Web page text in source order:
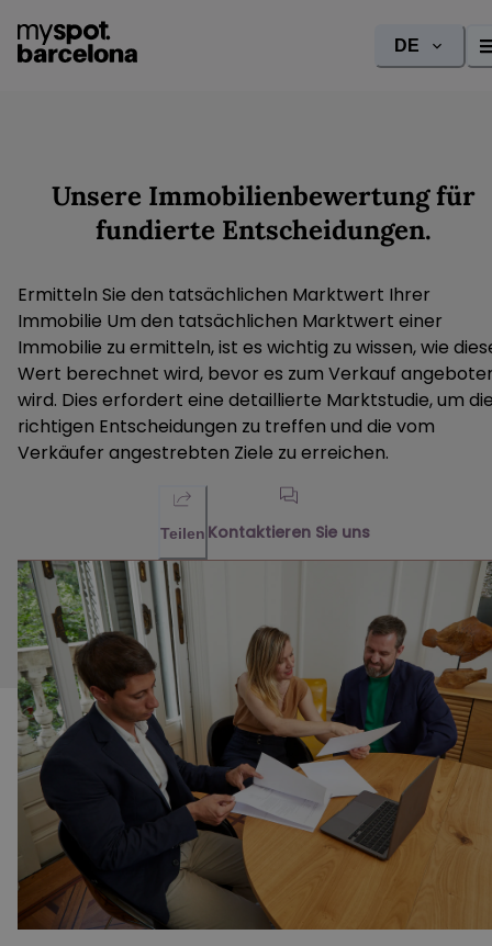
DE
Unsere Immobilienbewertung für
fundierte Entscheidungen.
Ermitteln Sie den tatsächlichen Marktwert Ihrer
Immobilie Um den tatsächlichen Marktwert einer
Immobilie zu ermitteln, ist es wichtig zu wissen, wie
Wert berechnet wird, bevor es zum Verkauf
wird. Dies erfordert eine detaillierte Marktstudie, um
richtigen Entscheidungen zu treffen und die vom
Verkäufer angestrebten Ziele zu erreichen.
Teilen Kontaktieren Sie uns